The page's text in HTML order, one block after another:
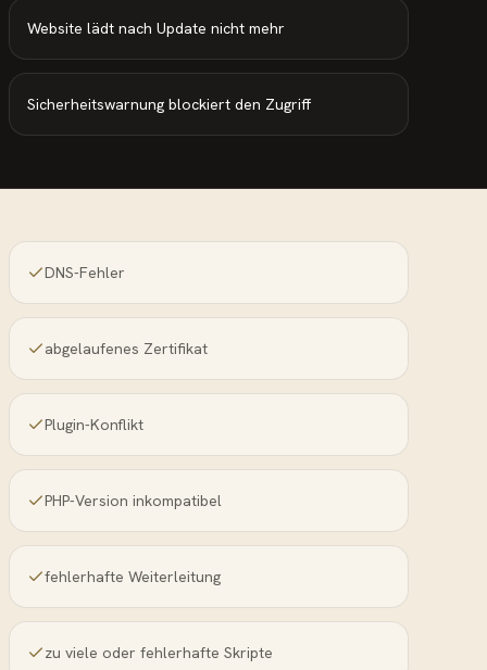
Website lädt nach Update nicht mehr
Sicherheitswarnung blockiert den Zugriff
DNS-Fehler
abgelaufenes Zertifikat
Plugin-Konflikt
PHP-Version inkompatibel
fehlerhafte Weiterleitung
zu viele oder fehlerhafte Skripte